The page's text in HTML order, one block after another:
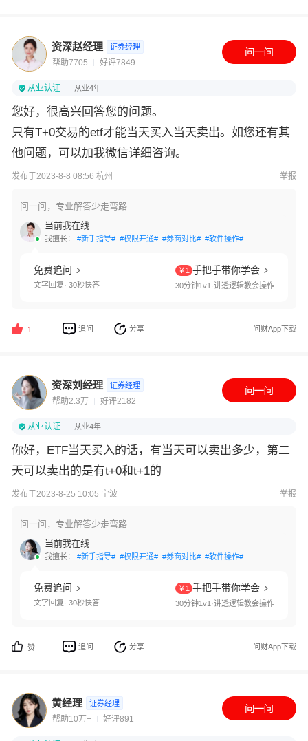
资深赵经理 证券经理
帮助7705 好评7849
从业认证 从业4年
您好，很高兴回答您的问题。
只有T+0交易的etf才能当天买入当天卖出。如您还有其
他问题，可以加我微信详细咨询。
发布于2023-8-8 08:56 杭州 举报
问一问，专业解答少走弯路
当前我在线
我擅长： #新手指导# #权限开通# #券商对比# #软件操作#
免费追问
文字回复· 30秒快答
￥1 手把手带你学会
30分钟1v1·讲透逻辑教会操作
1 追问 分享 问财App下载
资深刘经理 证券经理
帮助2.3万 好评2182
从业认证 从业4年
你好，ETF当天买入的话，有当天可以卖出多少，第二
天可以卖出的是有t+0和t+1的
发布于2023-8-25 10:05 宁波 举报
问一问，专业解答少走弯路
当前我在线
我擅长： #新手指导# #权限开通# #券商对比# #软件操作#
免费追问
文字回复· 30秒快答
￥1 手把手带你学会
30分钟1v1·讲透逻辑教会操作
赞 追问 分享 问财App下载
黄经理 证券经理
帮助10万+ 好评891